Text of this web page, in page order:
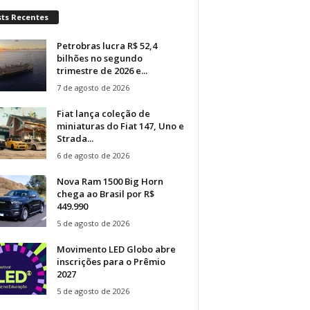
Recentes
Petrobras lucra R$ 52,4
bilhões no segundo
trimestre de 2026 e...
7 de agosto de 2026
Fiat lança coleção de
miniaturas do Fiat 147, Uno e
Strada...
6 de agosto de 2026
Nova Ram 1500 Big Horn
chega ao Brasil por R$
449.990
5 de agosto de 2026
Movimento LED Globo abre
inscrições para o Prêmio
2027
5 de agosto de 2026